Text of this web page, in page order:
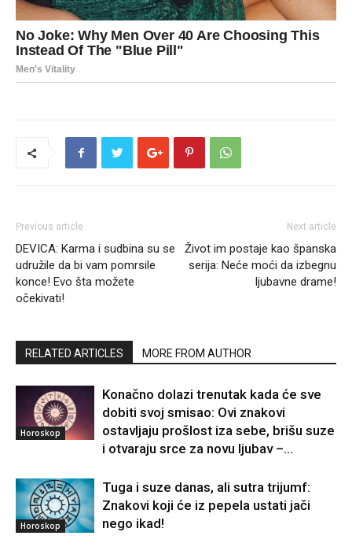
Previous article
DEVICA: Karma i sudbina su se
udružile da bi vam pomrsile
konce! Evo šta možete
očekivati!
Next article
Život im postaje kao španska
serija: Neće moći da izbegnu
ljubavne drame!
RELATED ARTICLES MORE FROM AUTHOR
Horoskop
Konačno dolazi trenutak kada će sve
dobiti svoj smisao: Ovi znakovi
ostavljaju prošlost iza sebe, brišu suze
i otvaraju srce za novu ljubav –...
Horoskop
Tuga i suze danas, ali sutra trijumf:
Znakovi koji će iz pepela ustati jači
nego ikad!